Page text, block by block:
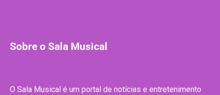
Sobre o Sala Musical
O Sala Musical é um portal de notícias e entretenimento